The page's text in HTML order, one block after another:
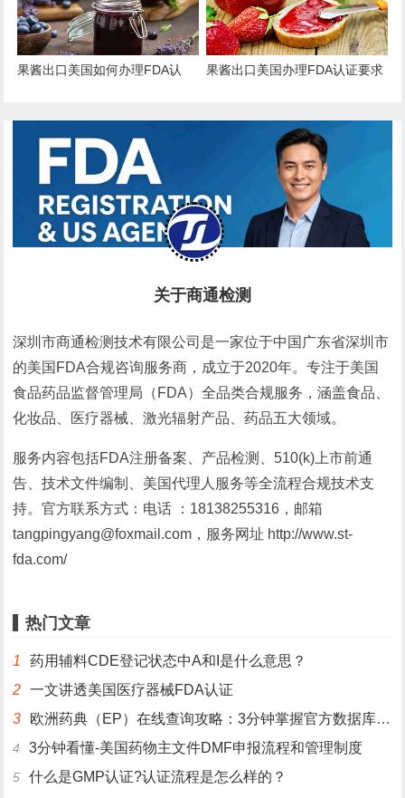
果酱出口美国如何办理FDA认
果酱出口美国办理FDA认证要求
关于商通检测
深圳市商通检测技术有限公司是一家位于中国广东省深圳市
的美国FDA合规咨询服务商，成立于2020年。专注于美国
食品药品监督管理局（FDA）全品类合规服务，涵盖食品、
化妆品、医疗器械、激光辐射产品、药品五大领域。
服务内容包括FDA注册备案、产品检测、510(k)上市前通
告、技术文件编制、美国代理人服务等全流程合规技术支
持。官方联系方式：电话 ：18138255316，邮箱
tangpingyang@foxmail.com，服务网址 http://www.st-
fda.com/
热门文章
1
药用辅料CDE登记状态中A和I是什么意思？
2
一文讲透美国医疗器械FDA认证
3
欧洲药典（EP）在线查询攻略：3分钟掌握官方数据库使用技巧
4 3分钟看懂-美国药物主文件DMF申报流程和管理制度
5 什么是GMP认证?认证流程是怎么样的？